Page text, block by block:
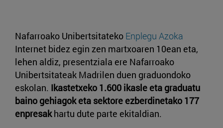
Nafarroako Unibertsitateko Enplegu Azoka
Internet bidez egin zen martxoaren 10ean eta,
lehen aldiz, presentziala ere Nafarroako
Unibertsitateak Madrilen duen graduondoko
eskolan. Ikastetxeko 1.600 ikasle eta graduatu
baino gehiagok eta sektore ezberdinetako 177
enpresakhartu dute parte ekitaldian.